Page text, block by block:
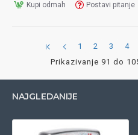
Kupi odmah Postavi pitanje
1 2 3 4
Prikazivanje 91 do
NAJGLEDANIJE